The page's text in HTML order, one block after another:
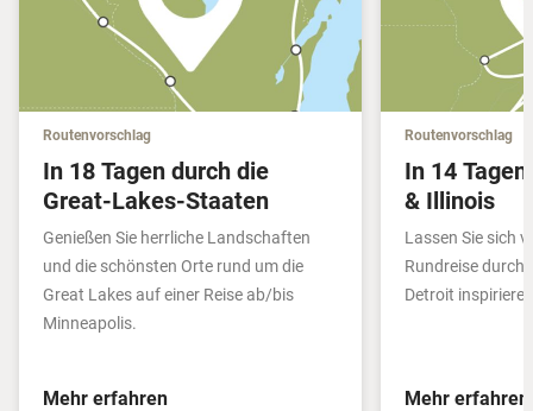
Routenvorschlag
In 18 Tagen durch die
Great-Lakes-Staaten
Genießen Sie herrliche Landschaften
und die schönsten Orte rund um die
Great Lakes auf einer Reise ab/bis
Minneapolis.
Mehr erfahren
Routenvorschlag
In 14
& Illinois
Lassen Sie sich
Rundreise durch
Detroit
Mehr erfahren